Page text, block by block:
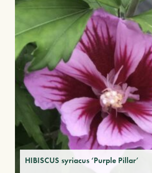
HIBISCUS syriacus ‘Purple Pillar’